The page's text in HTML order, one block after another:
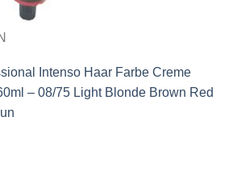
Intenso Haar Farbe Creme
– 08/75 Light Blonde Brown Red